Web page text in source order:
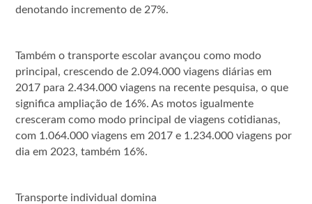
denotando incremento de 27%.
Também o transporte escolar avançou como modo
principal, crescendo de 2.094.000 viagens diárias em
2017 para 2.434.000 viagens na recente pesquisa, o que
significa ampliação de 16%. As motos igualmente
cresceram como modo principal de viagens cotidianas,
com 1.064.000 viagens em 2017 e 1.234.000 viagens por
dia em 2023, também 16%.
Transporte individual domina